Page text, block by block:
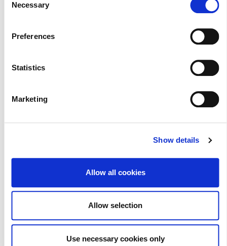
Selection
Necessary
Preferences
Statistics
Marketing
Show details
Allow all cookies
Allow selection
Use necessary cookies only
Πιο αναλυτικά, σε ό,τι αφορά το Arla® Φρέσκο Τυρί Κρέμα,
η iPH ανέλαβε και έφερε εις πέρας την καμπάνια για το
rebranding του προϊόντος, συμβάλλοντας καθοριστικά στη
ίδια περίοδο το 2022. Στην περίπτωση του βουτύρου
LURPAK®, η καινοτόμα χριστουγεννιάτικη καμπάνια που
αποτέλεσμα την ανάλογη αύξηση των πωλήσεων κατά 133%.
Κλιμάκιο της ανώτατης διοίκησης της Arla® επισκέφθηκε
παραδώσει τα βραβεία στην iPH και να συγχαρεί όλη την
ομάδα για τις εξαιρετικές καμπάνιες μάρκετινγκ που
αφορούσαν τα δύο συγκεκριμένα brands.
Ο σεβασμός, το ομαδικό πνεύμα, το πάθος, η
υπευθυνότητα, η αξιοπιστία και η διαρκής εξέλιξη είναι οι
αξίες και οι αρχές που χαρακτηρίζουν τη φιλοσοφία, τη